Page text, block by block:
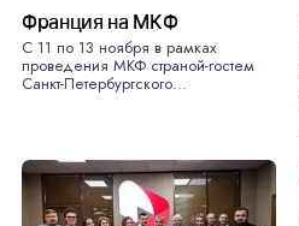
Франция на МКФ
С 11 по 13 ноября в рамках
проведения МКФ страной-гостем
Санкт-Петербургского...